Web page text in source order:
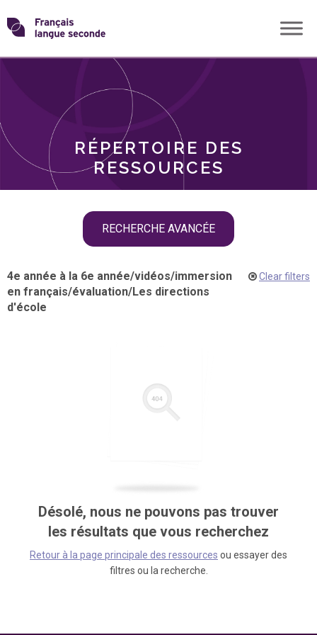
Skip
toTransformons
langue
RÉPERTOIRE DES
RESSOURCES
RECHERCHE AVANCÉE
THÈMES
4e année à la 6e année/vidéos/immersion
en français/évaluation/Les directions
d'école
Clear filters
Désolé, nous ne pouvons pas trouver
les résultats que vous recherchez
Retour à la page principale des ressources ou essayer des
filtres ou la recherche.